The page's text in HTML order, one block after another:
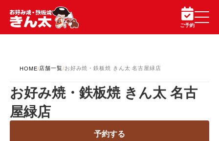
ご予約
HOME/店舗一覧/お好み焼・鉄板焼 きん太 名古屋緑店
お好み焼・鉄板焼 きん太 名古
屋緑店
予約する